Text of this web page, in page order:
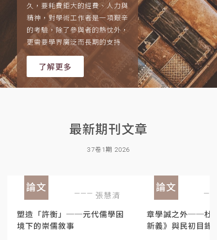
久，要耗費鉅大的經費、人力與
精神，對學術工作者是一項艱辛
的考驗，除了參與者的熱忱外，
更需要學界廣泛而長期的支持
了解更多
最新期刊文章
37卷1期 2026
論文
張慧清
塑造「許衡」──元代儒學困
境下的崇儒敘事
論文
章學誠之外──杜
新義》與民初目錄